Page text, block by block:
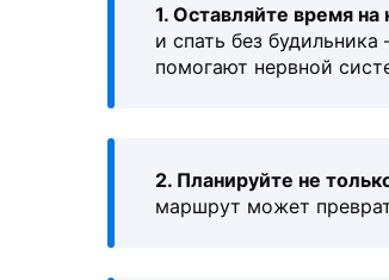
1. Оставляйте время на
и спать без
помогают нервной
2. Планируйте не
маршрут может